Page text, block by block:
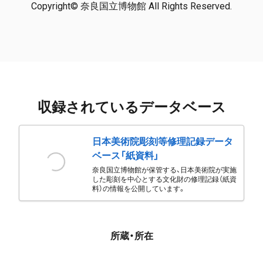
Copyright© 奈良国立博物館 All Rights Reserved.
収録されているデータベース
日本美術院彫刻等修理記録データ
ベース「紙資料」
奈良国立博物館が保管する、日本美術院が実施
した彫刻を中心とする文化財の修理記録（紙資
料）の情報を公開しています。
所蔵・所在